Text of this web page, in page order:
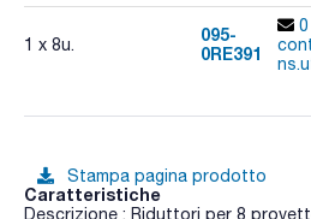
1 x 8u.
095-
0RE391
0
Stampa pagina prodotto
Caratteristiche
Descrizione : Riduttori per 8